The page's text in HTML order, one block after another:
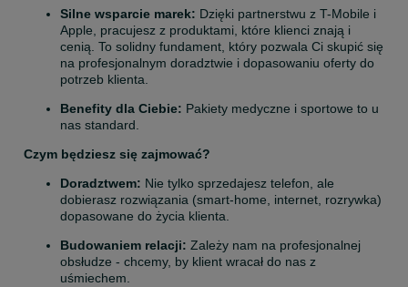
Silne wsparcie marek: Dzięki partnerstwu z T-Mobile i
Apple, pracujesz z produktami, które klienci znają i
cenią. To solidny fundament, który pozwala Ci skupić się
na profesjonalnym doradztwie i dopasowaniu oferty do
potrzeb klienta.
Benefity dla Ciebie: Pakiety medyczne i sportowe to u
nas standard.
Czym będziesz się zajmować?
Doradztwem: Nie tylko sprzedajesz telefon, ale
dobierasz rozwiązania (smart-home, internet, rozrywka)
dopasowane do życia klienta.
Budowaniem relacji: Zależy nam na profesjonalnej
obsłudze - chcemy, by klient wracał do nas z
uśmiechem.